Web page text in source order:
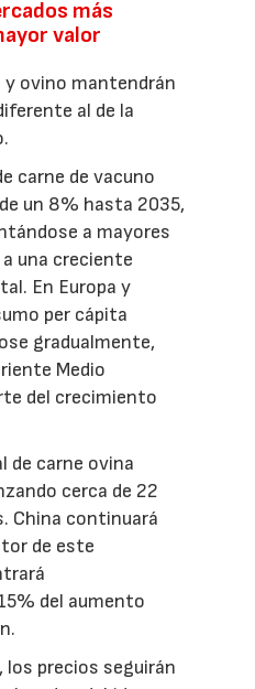
más
valor
y ovino mantendrán
al de la
carne de vacuno
un 8% hasta 2035,
a mayores
una creciente
En Europa y
per cápita
gradualmente,
Medio
del crecimiento
de carne ovina
cerca de 22
China continuará
de este
del aumento
los precios seguirán